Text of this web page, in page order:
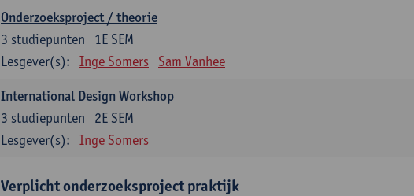
Onderzoeksproject / theorie
1E SEM
3 studiepunten
Lesgever(s):
Inge Somers Sam Vanhee
International Design Workshop
2E SEM
3 studiepunten
Lesgever(s):
Inge Somers
Verplicht onderzoeksproject praktijk